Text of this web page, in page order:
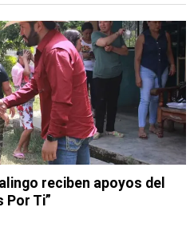
reciben apoyos del
Por Ti”